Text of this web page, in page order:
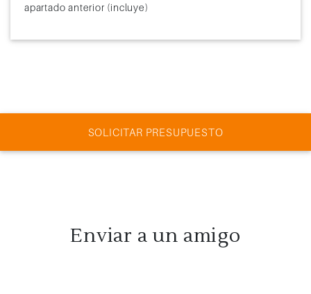
apartado anterior (incluye)
SOLICITAR PRESUPUESTO
Enviar a un amigo